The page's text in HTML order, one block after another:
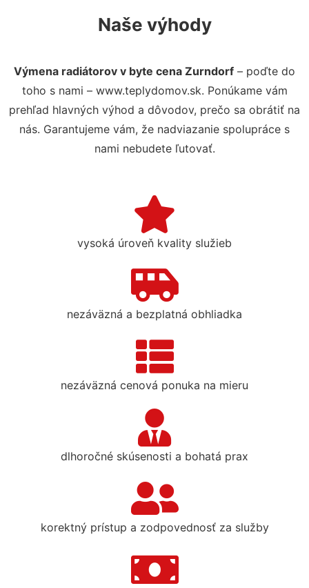
Naše výhody
Výmena radiátorov v byte cena Zurndorf – poďte do
toho s nami – www.teplydomov.sk. Ponúkame vám
prehľad hlavných výhod a dôvodov, prečo sa obrátiť na
nás. Garantujeme vám, že nadviazanie spolupráce s
nami nebudete ľutovať.
vysoká úroveň kvality služieb
nezáväzná a bezplatná obhliadka
nezáväzná cenová ponuka na mieru
dlhoročné skúsenosti a bohatá prax
korektný prístup a zodpovednosť za služby